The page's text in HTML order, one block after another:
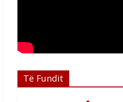
Të Fundit